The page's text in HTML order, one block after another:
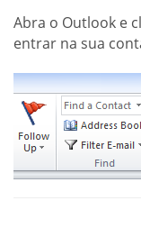
Abra o Outlook e
entrar na sua